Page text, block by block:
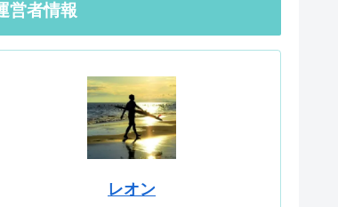
営者情報
レオン